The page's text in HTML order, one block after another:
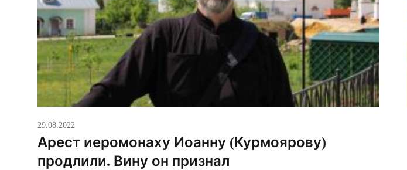
29.08.2022
Арест иеромонаху Иоанну (Курмоярову)
продлили. Вину он признал